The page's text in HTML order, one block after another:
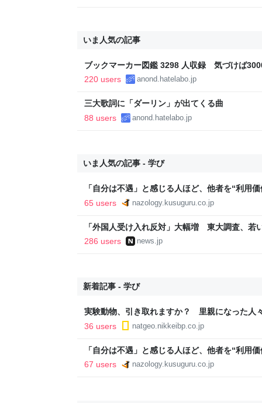
いま人気の記事
ブックマーカー図鑑 3298 人収録 気づけば
220 users
anond.hatelabo.jp
三大歌詞に「ダーリン」が出てくる曲
88 users
anond.hatelabo.jp
いま人気の記事 - 学び
「自分は不遇」と感じる人ほど、他者を“利用
65 users
nazology.kusuguru.co.jp
「外国人受け入れ反対」大幅増 東大調査、若
286 users
news.jp
新着記事 - 学び
実験動物、引き取れますか？ 里親になった人
36 users
natgeo.nikkeibp.co.jp
「自分は不遇」と感じる人ほど、他者を“利用
67 users
nazology.kusuguru.co.jp